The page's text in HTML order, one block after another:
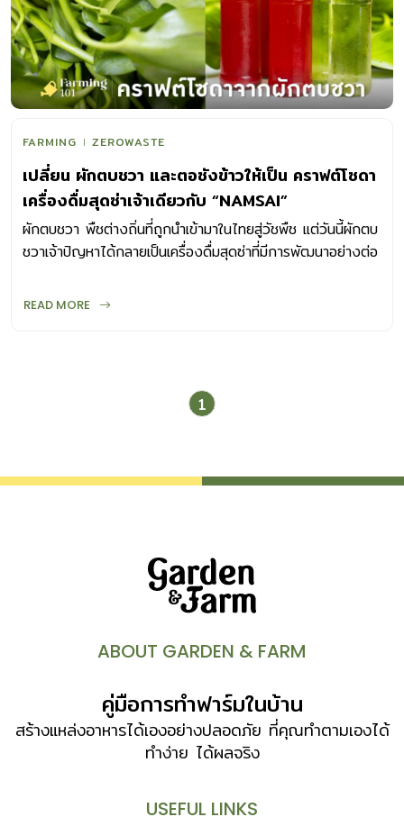
FARMING ZEROWASTE
เปลี่ยน ผักตบชวา และตอซังข้าวให้เป็น คราฟต์โซดา
เครื่องดื่มสุดซ่าเจ้าเดียวกับ “NAMSAI”
ผักตบชวา พืชต่างถิ่นที่ถูกนำเข้ามาในไทยสู่วัชพืช แต่วันนี้ผักตบ
ชวาเจ้าปัญหาได้กลายเป็นเครื่องดื่มสุดซ่าที่มีการพัฒนาอย่างต่อ
READ MORE
1
ABOUT GARDEN & FARM
คู่มือการทำฟาร์มในบ้าน
สร้างแหล่งอาหารได้เองอย่างปลอดภัย ที่คุณทำตามเองได้
ทำง่าย ได้ผลจริง
USEFUL LINKS